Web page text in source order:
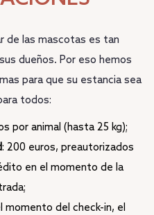
de las mascotas es tan
dueños. Por eso hemos
para que su estancia sea
todos:
por animal (hasta 25 kg);
: 200 euros, preautorizados
en el momento de la
momento del check-in, el